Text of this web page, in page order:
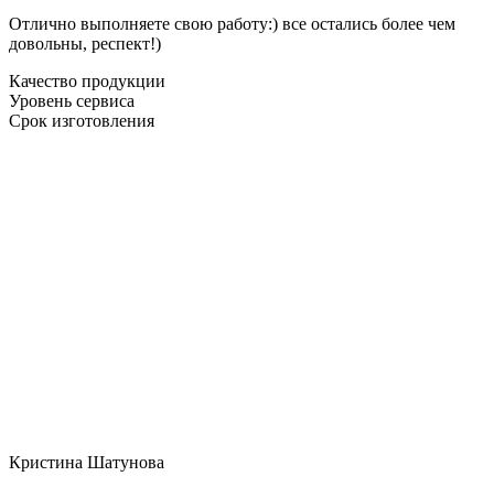
Отлично выполняете свою работу:) все остались более чем
довольны, респект!)
Качество продукции
Уровень сервиса
Срок изготовления
Кристина Шатунова